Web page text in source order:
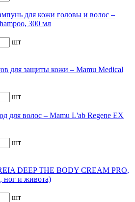
для кожи головы и волос –
300 мл
шт
для защиты кожи – Mamu Medical
шт
для волос – Mamu L'ab Regene EX
шт
DEEP THE BODY CREAM PRO,
ног и живота)
шт